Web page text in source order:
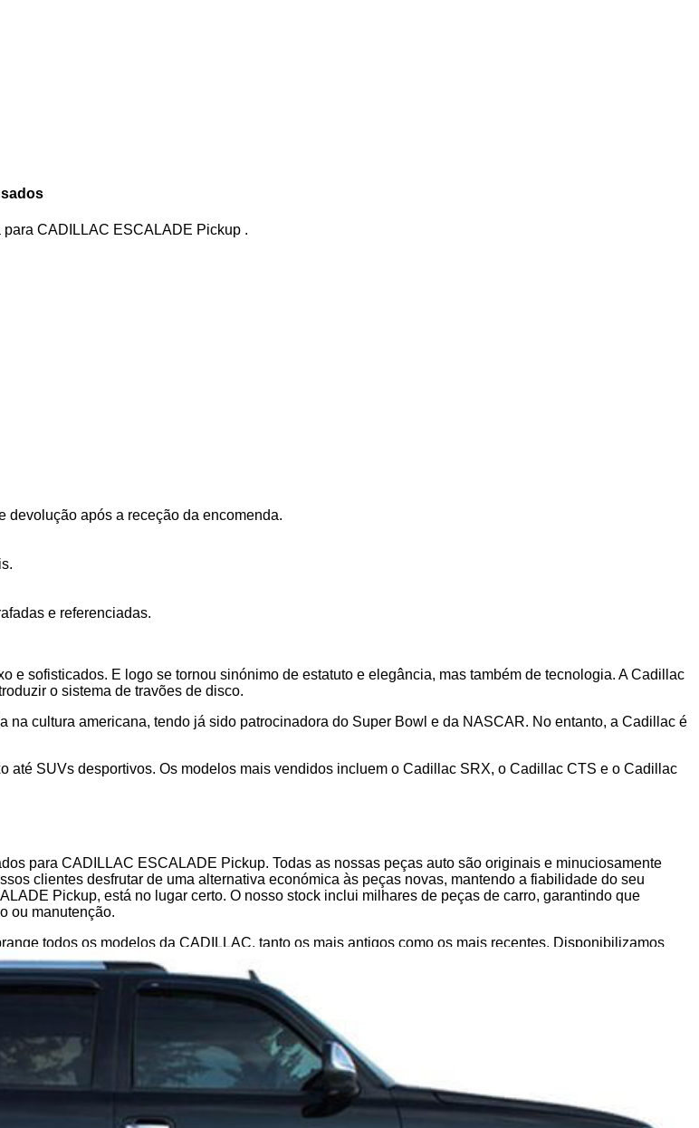
para CADILLAC ESCALADE Pickup .
devolução após a receção da encomenda.
e referenciadas.
e sofisticados. E logo se tornou sinónimo de estatuto e elegância, mas também de tecnologia. A Cadillac
o sistema de travões de disco.
cultura americana, tendo já sido patrocinadora do Super Bowl e da NASCAR. No entanto, a Cadillac é
até SUVs desportivos. Os modelos mais vendidos incluem o Cadillac SRX, o Cadillac CTS e o Cadillac
para CADILLAC ESCALADE Pickup. Todas as nossas peças auto são originais e minuciosamente
clientes desfrutar de uma alternativa económica às peças novas, mantendo a fiabilidade do seu
Pickup, está no lugar certo. O nosso stock inclui milhares de peças de carro, garantindo que
ou manutenção.
todos os modelos da CADILLAC, tanto os mais antigos como os mais recentes. Disponibilizamos
substituição específica ou uma atualização geral do seu veículo. Sabemos que a qualidade é
meses, garantindo total tranquilidade com a sua compra.
estado, razão pela qual oferecemos peças auto originais que foram testadas e aprovadas. Quer
Parts garante que receberá peças usadas fiáveis e de alto desempenho, prontas para uma instalação
muito: oferecemos entrega rápida, assegurando que o seu suporte-da-optica-esquerda usado ou
facilmente pesquisar a peça de carro que precisa, filtrando por modelo, marca ou tipo de peça.
da-optica-esquerda para o seu CADILLAC ESCALADE Pickup ou qualquer outro componente de que